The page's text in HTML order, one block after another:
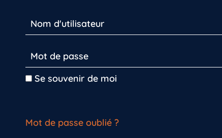
Se souvenir de moi
Mot de passe oublié ?